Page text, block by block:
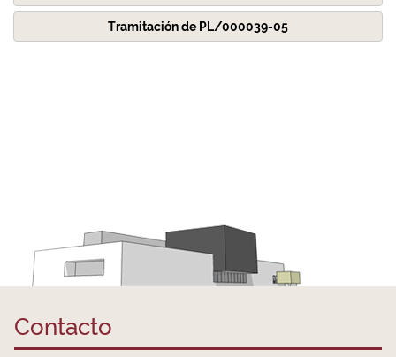
Tramitación de PL/000039-05
Contacto